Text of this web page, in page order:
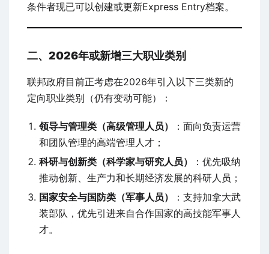
条件者现已可以创建或更新Express Entry档案。
二、2026年或新增三大职业类别
联邦政府目前正考虑在2026年引入以下三类新的
定向职业类别（仍有变动可能）：
领导与管理类（高级管理人员）
：面向负责运营
和团队管理的高端管理人才；
科研与创新类（科学家与研究人员）
：优先吸纳
推动创新、生产力和长期经济发展的科研人员；
国家安全与国防类（军事人员）
：支持加拿大武
装部队，优先引进来自合作国家的高技能军事人
才。